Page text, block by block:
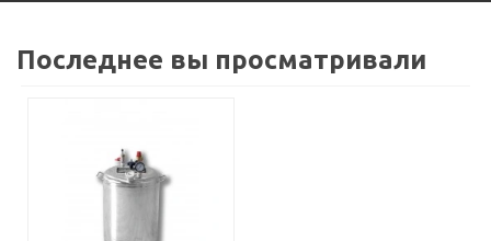
Последнее вы просматривали